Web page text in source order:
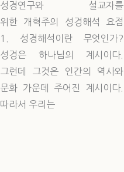
성경연구와 설교자를
위한 개혁주의 성경해석 요점
1. 성경해석이란 무엇인가?
성경은 하나님의 계시이다.
그런데 그것은 인간의 역사와
문화 가운데 주어진 계시이다.
따라서 우리는